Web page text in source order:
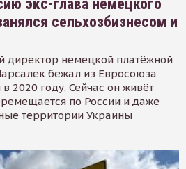
экс-глава немецкого
сельхозбизнесом и
немецкой платёжной
бежал из Евросоюза
2020 году. Сейчас он живёт
по России и даже
территории Украины